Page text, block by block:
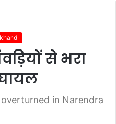
से भरा
in Narendra